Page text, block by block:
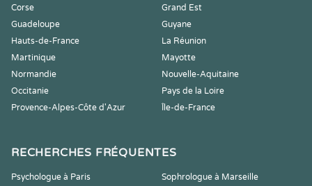
Corse
Grand Est
Guadeloupe
Guyane
Hauts-de-France
La Réunion
Martinique
Mayotte
Normandie
Nouvelle-Aquitaine
Occitanie
Pays de la Loire
Provence-Alpes-Côte d'Azur
Île-de-France
RECHERCHES FRÉQUENTES
Psychologue à Paris
Sophrologue à Marseille